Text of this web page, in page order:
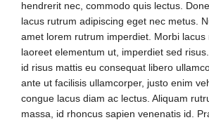
hendrerit nec, commodo quis lectus.
lacus rutrum adipiscing eget nec metus.
amet lorem rutrum imperdiet. Morbi lacus
laoreet elementum ut, imperdiet sed
id risus mattis eu consequat libero
ante ut facilisis ullamcorper, justo enim
congue lacus diam ac lectus. Aliquam
massa, id rhoncus sapien venenatis id.